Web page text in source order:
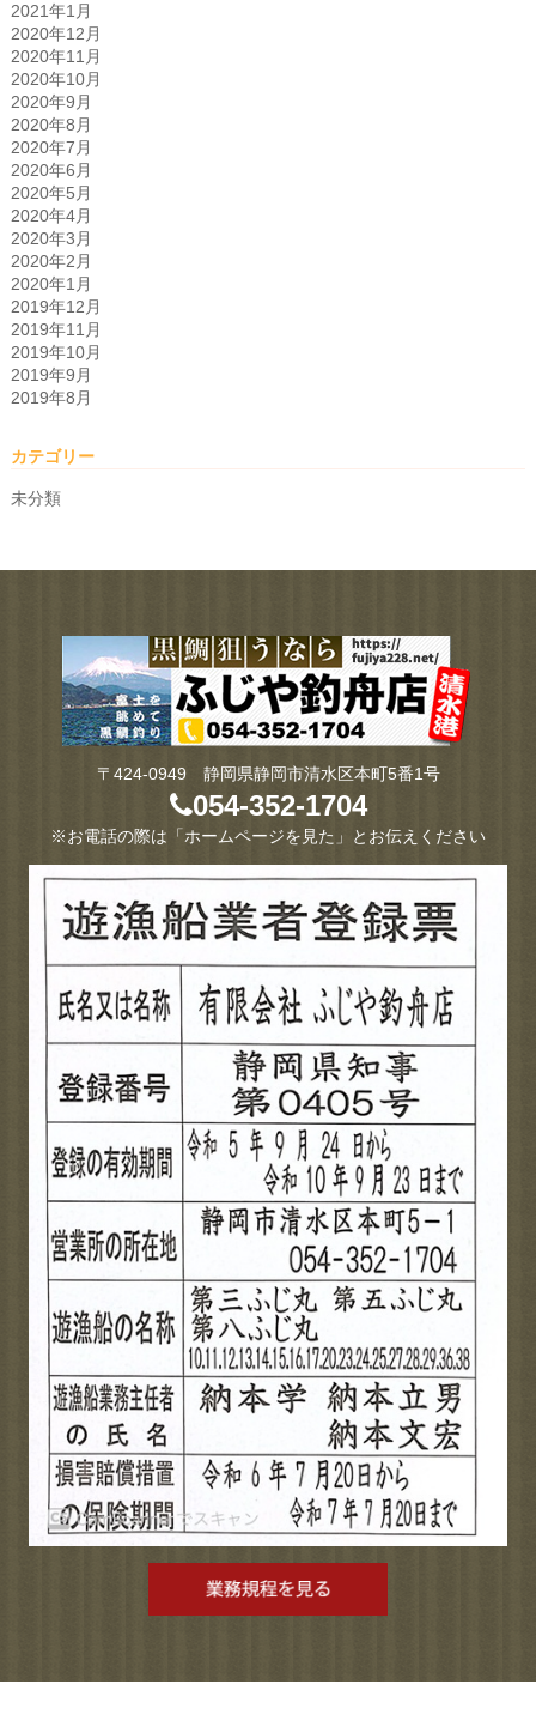
2021年1月
2020年12月
2020年11月
2020年10月
2020年9月
2020年8月
2020年7月
2020年6月
2020年5月
2020年4月
2020年3月
2020年2月
2020年1月
2019年12月
2019年11月
2019年10月
2019年9月
2019年8月
カテゴリー
未分類
〒424-0949 静岡県静岡市清水区本町5番1号
054-352-1704
※お電話の際は「ホームページを見た」とお伝えください